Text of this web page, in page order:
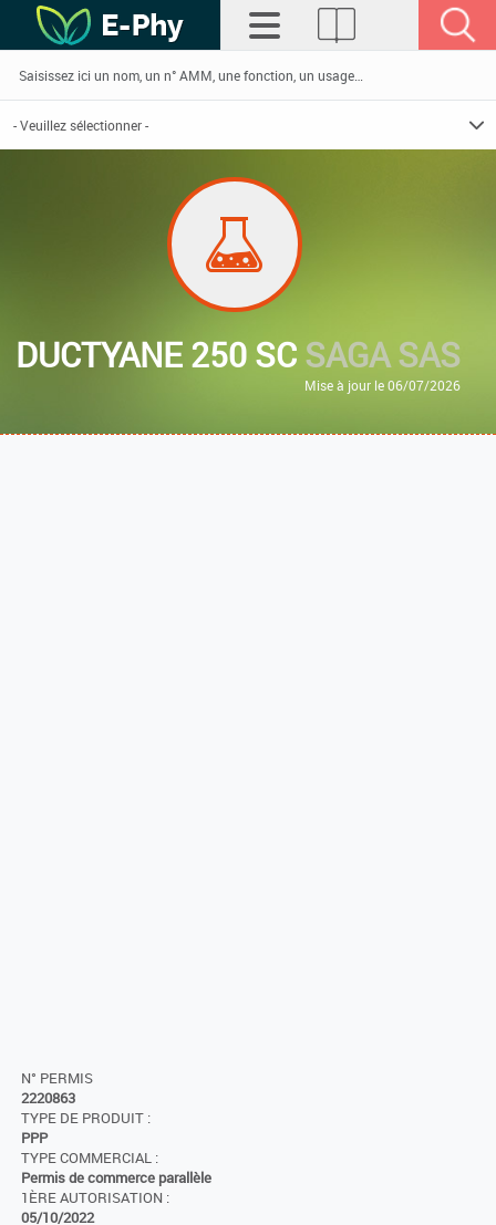
DUCTYANE 250 SCSAGA SAS
Mise à jour le 06/07/2026
N° PERMIS
2220863
TYPE DE PRODUIT :
PPP
TYPE COMMERCIAL :
Permis de commerce parallèle
1ÈRE AUTORISATION :
05/10/2022